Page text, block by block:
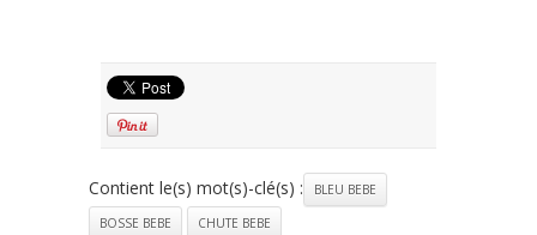
Contient le(s) mot(s)-clé(s) :
BLEU BEBE
BOSSE BEBE
CHUTE BEBE